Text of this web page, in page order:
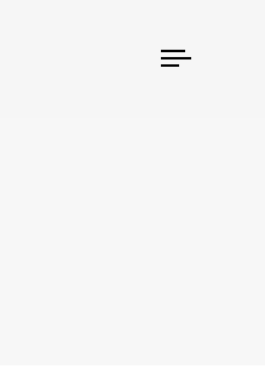
TOGGLE